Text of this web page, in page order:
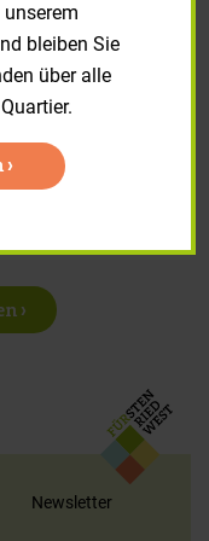
Fragen
›
Newsletter
bleiben Sie
über alle